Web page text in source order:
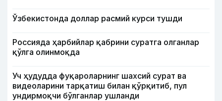
Ўзбекистонда доллар расмий курси тушди
Россияда ҳарбийлар қабрини суратга олганлар
қўлга олинмоқда
Уч ҳудудда фуқароларнинг шахсий сурат ва
видеоларини тарқатиш билан қўрқитиб, пул
ундирмоқчи бўлганлар ушланди